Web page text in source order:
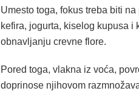
Umesto toga, fokus treba biti
kefira, jogurta, kiselog kupusa
obnavljanju crevne flore.
Pored toga, vlakna iz voća,
doprinose njihovom